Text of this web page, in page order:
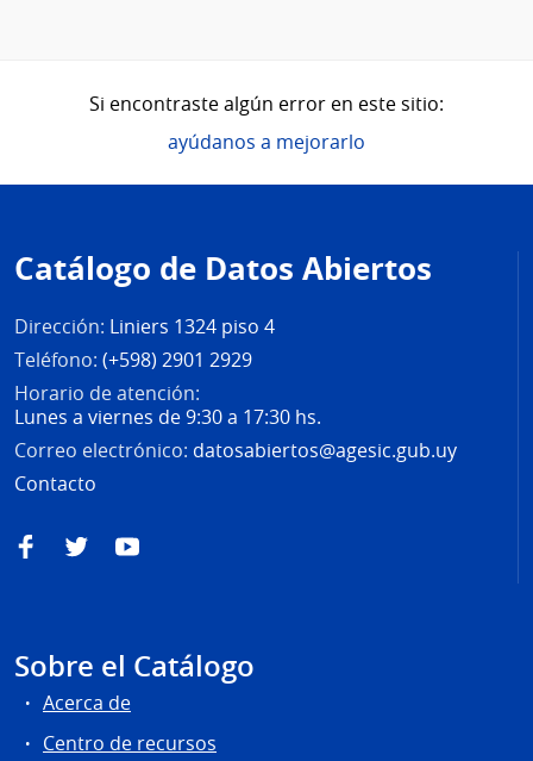
Si encontraste algún error en este sitio:
ayúdanos a mejorarlo
de
página
Catálogo de Datos Abiertos
Dirección: Liniers 1324 piso 4
Teléfono: (+598) 2901 2929
Horario de atención:
Lunes a viernes de 9:30 a 17:30 hs.
Correo electrónico: datosabiertos@agesic.gub.uy
Contacto
FacebookTwitterYouTube
Sobre el Catálogo
Acerca de
Centro de recursos